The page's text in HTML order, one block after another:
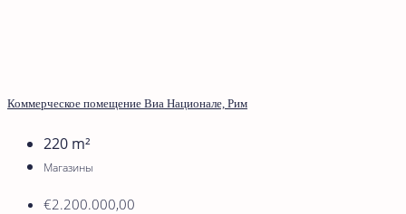
Коммерческое помещение Виа Национале, Рим
220 m²
Магазины
€2.200.000,00